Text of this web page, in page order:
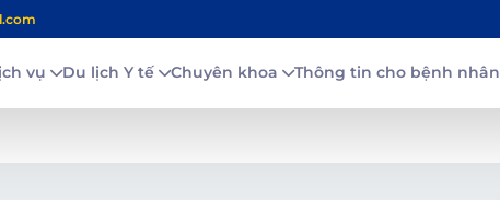
vụ Du lịch Y tế Chuyên khoa Thông tin cho bệnh nhân